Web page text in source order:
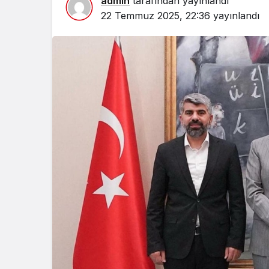
22 Temmuz 2025, 22:36 yayınlandı